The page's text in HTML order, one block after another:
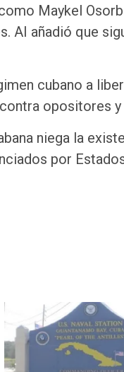
Maykel
AI añadió que
cubano a
opositores y
niega la
por